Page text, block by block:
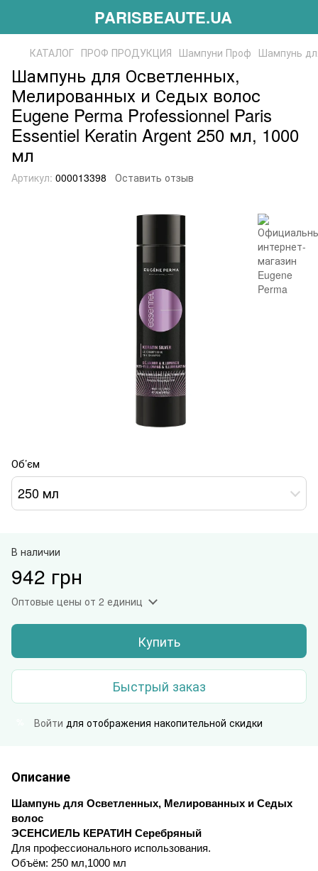
PARISBEAUTE.UA
КАТАЛОГ ПРОФ ПРОДУКЦИЯ Шампуни Проф Шампунь
Шампунь для Осветленных,
Мелированных и Седых волос
Eugene Perma Professionnel Paris
Essentiel Keratin Argent 250 мл, 1000
мл
Артикул: 000013398 Оставить отзыв
Об’єм
250 мл
В наличии
942 грн
Оптовые цены от 2 единиц
Купить
Быстрый заказ
Войти для отображения накопительной скидки
Описание
Шампунь для Осветленных, Мелированных и Седых
волос
ЭСЕНСИЕЛЬ КЕРАТИН Серебряный
Для профессионального использования.
Объём: 250 мл,1000 мл